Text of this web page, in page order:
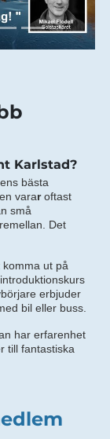
Karlstad?
bästa
vararoftast
små
Det
ut på
erbjuder
bil eller buss.
har erfarenhet
till fantastiska